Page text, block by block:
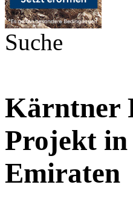
Suche
Kärntner
Projekt in
Emiraten